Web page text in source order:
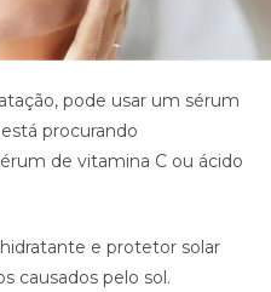
pode usar um sérum
procurando
de vitamina C ou ácido
e protetor solar
causados pelo sol.